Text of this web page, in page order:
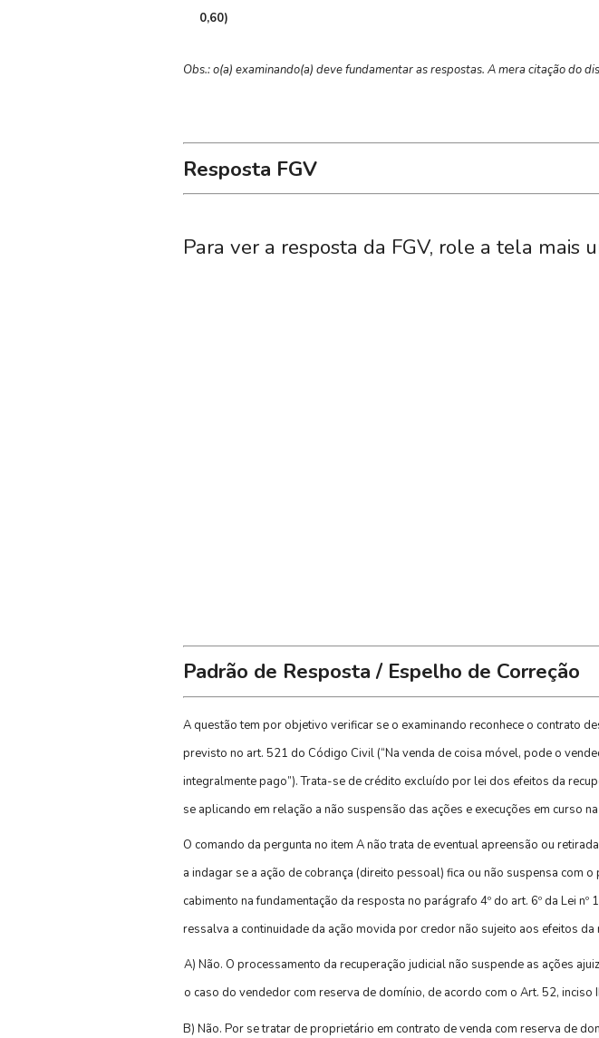
0,60)
Obs.: o(a) examinando(a) deve fundamentar as respostas. A mera citação do
Resposta FGV
Para ver a resposta da FGV, role a tela mais
Padrão de Resposta / Espelho de Correção
A questão tem por objetivo verificar se o examinando reconhece o contrato
previsto no art. 521 do Código Civil (“Na venda de coisa móvel, pode o
integralmente pago”). Trata-se de crédito excluído por lei dos efeitos da
se aplicando em relação a não suspensão das ações e execuções em curso
O comando da pergunta no item A não trata de eventual apreensão ou
a indagar se a ação de cobrança (direito pessoal) fica ou não suspensa com
cabimento na fundamentação da resposta no parágrafo 4º do art. 6º da Lei
ressalva a continuidade da ação movida por credor não sujeito aos efeitos
A) Não. O processamento da recuperação judicial não suspende as ações
o caso do vendedor com reserva de domínio, de acordo com o Art. 52, inciso
B) Não. Por se tratar de proprietário em contrato de venda com reserva de